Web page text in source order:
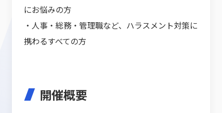
にお悩みの方
・人事・総務・管理職など、ハラスメント対策に
携わるすべての方
開催概要